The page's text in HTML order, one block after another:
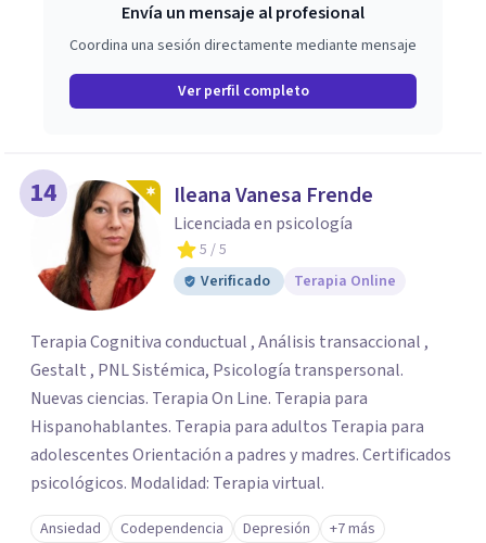
Envía un mensaje al profesional
Coordina una sesión directamente mediante mensaje
Ver perfil completo
14 Ileana Vanesa Frende
Licenciada en psicología
5 / 5
Verificado
Terapia Online
Terapia Cognitiva conductual , Análisis transaccional ,
Gestalt , PNL Sistémica, Psicología transpersonal.
Nuevas ciencias. Terapia On Line. Terapia para
Hispanohablantes. Terapia para adultos Terapia para
adolescentes Orientación a padres y madres. Certificados
psicológicos. Modalidad: Terapia virtual.
Ansiedad Codependencia Depresión +7 más